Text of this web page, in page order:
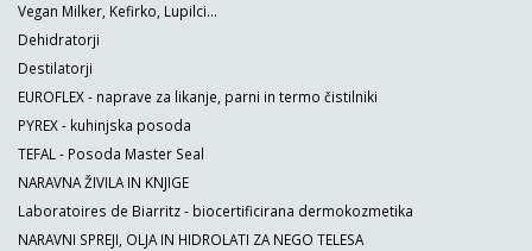
Vegan Milker, Kefirko, Lupilci...
Dehidratorji
Destilatorji
EUROFLEX - naprave za likanje, parni in termo čistilniki
PYREX - kuhinjska posoda
TEFAL - Posoda Master Seal
NARAVNA ŽIVILA IN KNJIGE
Laboratoires de Biarritz - biocertificirana dermokozmetika
NARAVNI SPREJI, OLJA IN HIDROLATI ZA NEGO TELESA